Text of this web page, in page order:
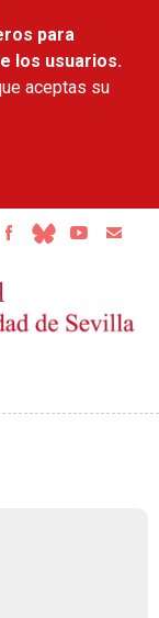
para
los usuarios.
aceptas su